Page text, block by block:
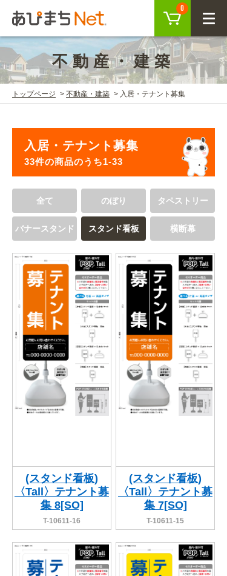
0
CLOSE
ログイン
会員登録
商品を探す
SEARCH
KEYWORD
注目キーワード
チュクミ 韓国グルメ 駐車場 鍋 夏
CATEGORY
飲食 住まい・暮らし
美容・健康 地域・観光
イベント・季節 不動産・建築
OTHER ITEMS
関連アイテムを見る
ご利用ガイド
ご利用ガイド トップ
取り扱い商品一覧
既製デザイン商品注文方法
オリジナルオーダー注文方法
料金一覧
お支払方法
初めての方へ
BEGINNER'S GUIDE
初めての方へ トップ
商品について
お客様の声
オリジナルオーダー制作事例
不動産・建築
トップページ 不動産・建築 入居・テナント募集
入居・テナント募集
33件の商品のうち1-33
全て のぼり タペストリー
バナースタンド スタンド看板 横断幕
(スタンド看板)
〈Tall〉テナント募
集 8[SO]
T-10611-16
(スタンド看板)
〈Tall〉テナント募
集 7[SO]
T-10611-15